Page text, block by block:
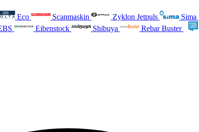
Eco Scanmaskin Zyklon Jetpuls Sima
Eibenstock Shibuya Rebar Buster